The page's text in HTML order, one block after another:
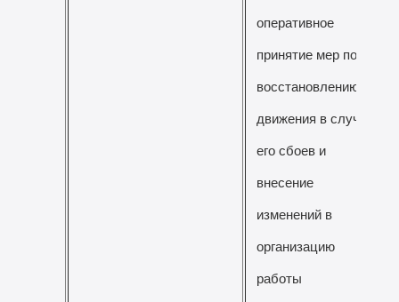
оперативное
принятие мер по
восстановлению
движения в случае
его сбоев и
внесение
изменений в
организацию
работы